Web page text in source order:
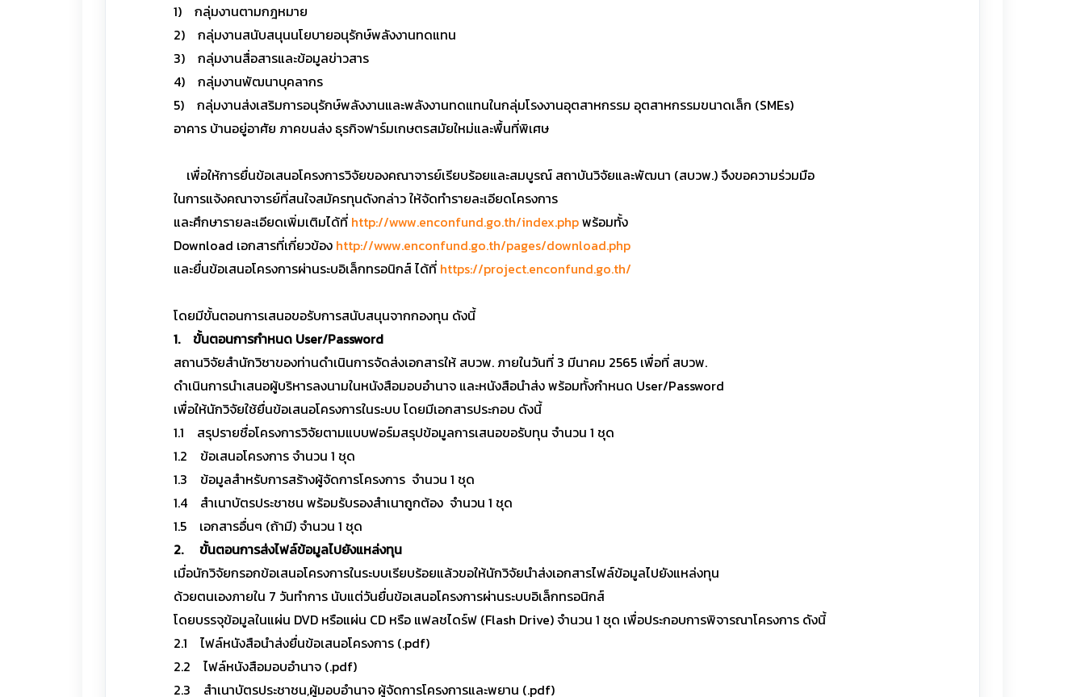
1) กลุ่มงานตามกฎหมาย
2) กลุ่มงานสนับสนุนนโยบายอนุรักษ์พลังงานทดแทน
3) กลุ่มงานสื่อสารและข้อมูลข่าวสาร
4) กลุ่มงานพัฒนาบุคลากร
5) กลุ่มงานส่งเสริมการอนุรักษ์พลังงานและพลังงานทดแทนในกลุ่มโรงงานอุตสาหกรรม อุตสาหกรรมขนาดเล็ก (SMEs)
อาคาร บ้านอยู่อาศัย ภาคขนส่ง ธุรกิจฟาร์มเกษตรสมัยใหม่และพื้นที่พิเศษ
เพื่อให้การยื่นข้อเสนอโครงการวิจัยของคณาจารย์เรียบร้อยและสมบูรณ์ สถาบันวิจัยและพัฒนา (สบวพ.) จึงขอความร่วมมือ
ในการแจ้งคณาจารย์ที่สนใจสมัครทุนดังกล่าว ให้จัดทำรายละเอียดโครงการ
และศึกษารายละเอียดเพิ่มเติมได้ที่ http://www.enconfund.go.th/index.phpพร้อมทั้ง
Download เอกสารที่เกี่ยวข้อง http://www.enconfund.go.th/pages/download.php
และยื่นข้อเสนอโครงการผ่านระบอิเล็กทรอนิกส์ ได้ที่ https://project.enconfund.go.th/
โดยมีขั้นตอนการเสนอขอรับการสนับสนุนจากกองทุน ดังนี้
1. ขั้นตอนการกำหนด User/Password
สถานวิจัยสำนักวิชาของท่านดำเนินการจัดส่งเอกสารให้ สบวพ. ภายในวันที่ 3 มีนาคม 2565 เพื่อที่ สบวพ.
ดำเนินการนำเสนอผู้บริหารลงนามในหนังสือมอบอำนาจ และหนังสือนำส่ง พร้อมทั้งกำหนด User/Password
เพื่อให้นักวิจัยใช้ยื่นข้อเสนอโครงการในระบบ โดยมีเอกสารประกอบ ดังนี้
1.1 สรุปรายชื่อโครงการวิจัยตามแบบฟอร์มสรุปข้อมูลการเสนอขอรับทุน จำนวน 1 ชุด
1.2 ข้อเสนอโครงการ จำนวน 1 ชุด
1.3 ข้อมูลสำหรับการสร้างผู้จัดการโครงการ จำนวน 1 ชุด
1.4 สำเนาบัตรประชาชน พร้อมรับรองสำเนาถูกต้อง จำนวน 1 ชุด
1.5 เอกสารอื่นๆ (ถ้ามี) จำนวน 1 ชุด
2. ขั้นตอนการส่งไฟล์ข้อมูลไปยังแหล่งทุน
เมื่อนักวิจัยกรอกข้อเสนอโครงการในระบบเรียบร้อยแล้วขอให้นักวิจัยนำส่งเอกสารไฟล์ข้อมูลไปยังแหล่งทุน
ด้วยตนเองภายใน 7 วันทำการ นับแต่วันยื่นข้อเสนอโครงการผ่านระบบอิเล็กทรอนิกส์
โดยบรรจุข้อมูลในแผ่น DVD หรือแผ่น CD หรือ แฟลชไดร์ฟ (Flash Drive) จำนวน 1 ชุด เพื่อประกอบการพิจารณาโครงการ ดังนี้
2.1 ไฟล์หนังสือนำส่งยื่นข้อเสนอโครงการ (.pdf)
2.2 ไฟล์หนังสือมอบอำนาจ (.pdf)
2.3 สำเนาบัตรประชาชน,ผู้มอบอำนาจ ผู้จัดการโครงการและพยาน (.pdf)